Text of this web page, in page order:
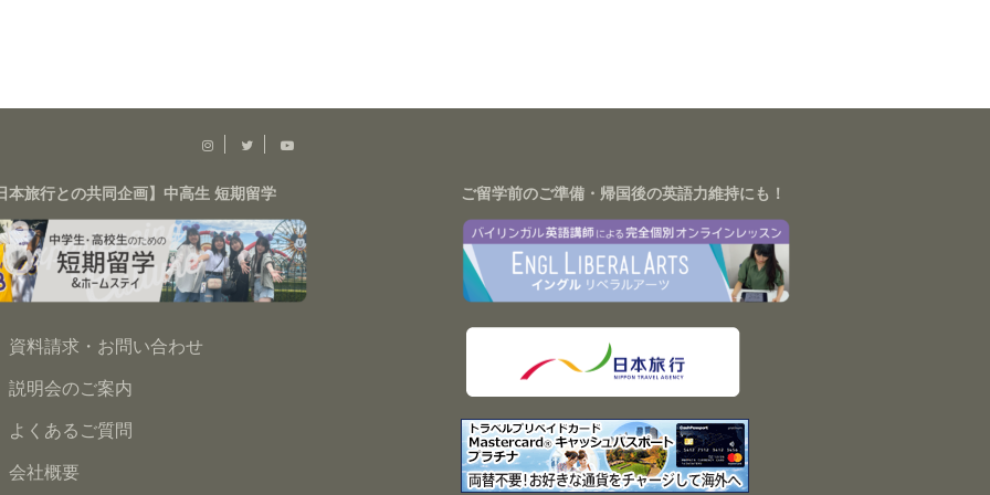
本旅行との共同企画】中高生 短期留学
資料請求・お問い合わせ
説明会のご案内
よくあるご質問
会社概要
ご留学前のご準備・帰国後の英語力維持にも！